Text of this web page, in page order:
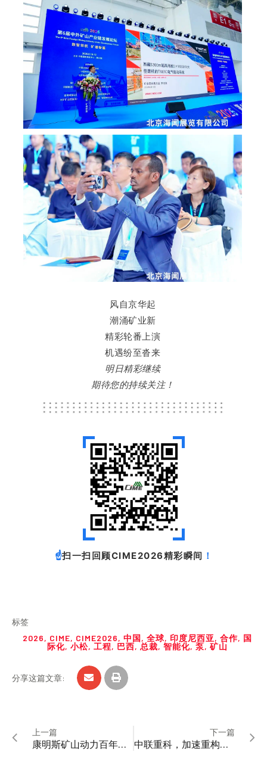
风自京华起
潮涌矿业新
精彩轮番上演
机遇纷至沓来
明日精彩继续
期待您的持续关注！
☝扫一扫回顾CIME2026精彩瞬间 ！
标签
2026, CIME, CIME2026, 中国, 全球, 印度尼西亚, 合作, 国
际化, 小松, 工程, 巴西, 总裁, 智能化, 泵, 矿山
分享这篇文章:
上一篇
康明斯矿山动力百年新里程碑，QSK60大马力发动机实现中国本地化制造
下一篇
中联重科，加速重构全球新能源矿山设备格局